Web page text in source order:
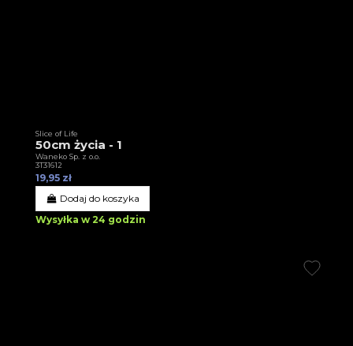
Slice of Life
50cm życia - 1
Waneko Sp. z o.o.
3T31612
19,95 zł
Dodaj do koszyka
Wysyłka w 24 godzin